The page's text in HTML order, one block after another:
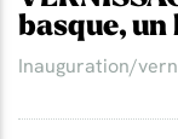
basque,
Inauguration/